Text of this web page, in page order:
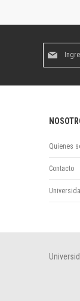
boletín
Quienes
Contacto